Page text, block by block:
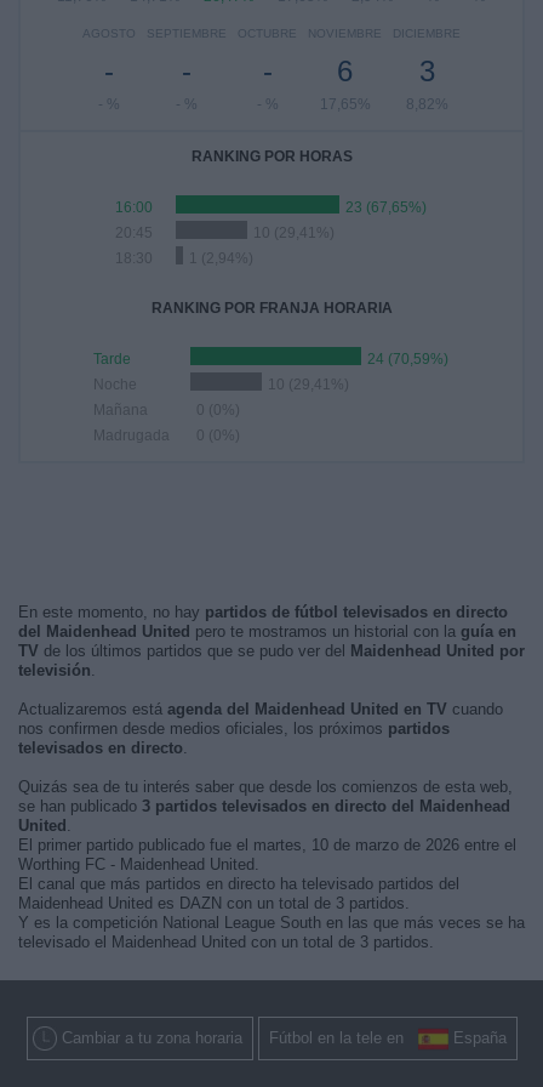
AGOSTO
-
- %
SEPTIEMBRE
-
- %
OCTUBRE
-
- %
NOVIEMBRE
6
17,65%
DICIEMBRE
3
8,82%
RANKING POR HORAS
16:00
23 (67,65%)
20:45
10 (29,41%)
18:30
1 (2,94%)
RANKING POR FRANJA HORARIA
Tarde
24 (70,59%)
Noche
10 (29,41%)
Mañana
0 (0%)
Madrugada
0 (0%)
En este momento, no hay partidos de fútbol televisados en directo
del Maidenhead United pero te mostramos un historial con la guía en
TV de los últimos partidos que se pudo ver del Maidenhead United por
televisión.
Actualizaremos está agenda del Maidenhead United en TV cuando
nos confirmen desde medios oficiales, los próximos partidos
televisados en directo.
Quizás sea de tu interés saber que desde los comienzos de esta web,
se han publicado 3 partidos televisados en directo del Maidenhead
United .
El primer partido publicado fue el martes, 10 de marzo de 2026 entre el
Worthing FC - Maidenhead United.
El canal que más partidos en directo ha televisado partidos del
Maidenhead United es DAZN con un total de 3 partidos.
Y es la competición National League South en las que más veces se ha
televisado el Maidenhead United con un total de 3 partidos.
Cambiar a tu zona horaria Fútbol en la tele en España